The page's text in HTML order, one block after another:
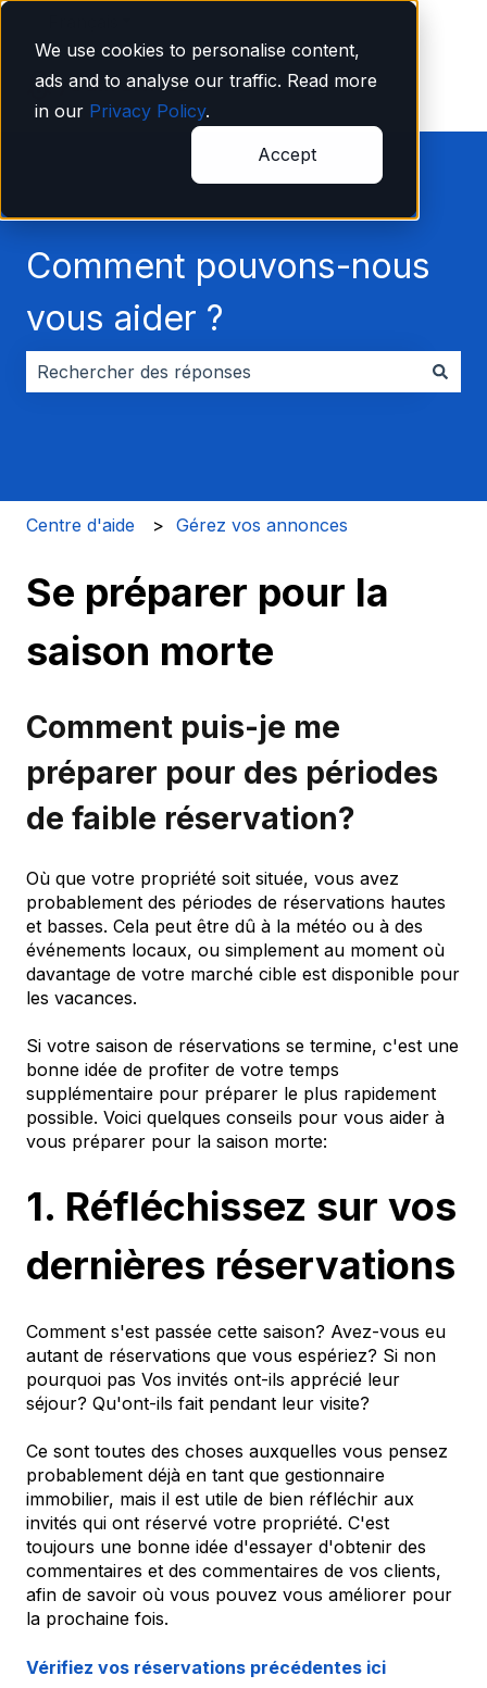
We use cookies to personalise content,
ads and to analyse our traffic. Read more
in our Privacy Policy.
Accept
Comment pouvons-nous
vous aider ?
Centre d'aide Gérez vos annonces
Se préparer pour la
saison morte
Comment puis-je me
préparer pour des périodes
de faible réservation?
Où que votre propriété soit située, vous avez
probablement des périodes de réservations hautes
et basses. Cela peut être dû à la météo ou à des
événements locaux, ou simplement au moment où
davantage de votre marché cible est disponible pour
les vacances.
Si votre saison de réservations se termine, c'est une
bonne idée de profiter de votre temps
supplémentaire pour préparer le plus rapidement
possible. Voici quelques conseils pour vous aider à
vous préparer pour la saison morte:
1. Réfléchissez sur vos
dernières réservations
Comment s'est passée cette saison? Avez-vous eu
autant de réservations que vous espériez? Si non
pourquoi pas Vos invités ont-ils apprécié leur
séjour? Qu'ont-ils fait pendant leur visite?
Ce sont toutes des choses auxquelles vous pensez
probablement déjà en tant que gestionnaire
immobilier, mais il est utile de bien réfléchir aux
invités qui ont réservé votre propriété. C'est
toujours une bonne idée d'essayer d'obtenir des
commentaires et des commentaires de vos clients,
afin de savoir où vous pouvez vous améliorer pour
la prochaine fois.
Vérifiez vos réservations précédentes ici